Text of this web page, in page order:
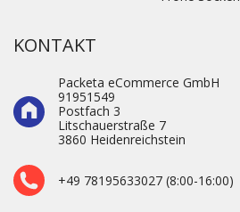
KONTAKT
Packeta eCommerce GmbH
91951549
Postfach 3
Litschauerstraße 7
3860 Heidenre­ichstein
+49 78195633027 (8:00-16:00)